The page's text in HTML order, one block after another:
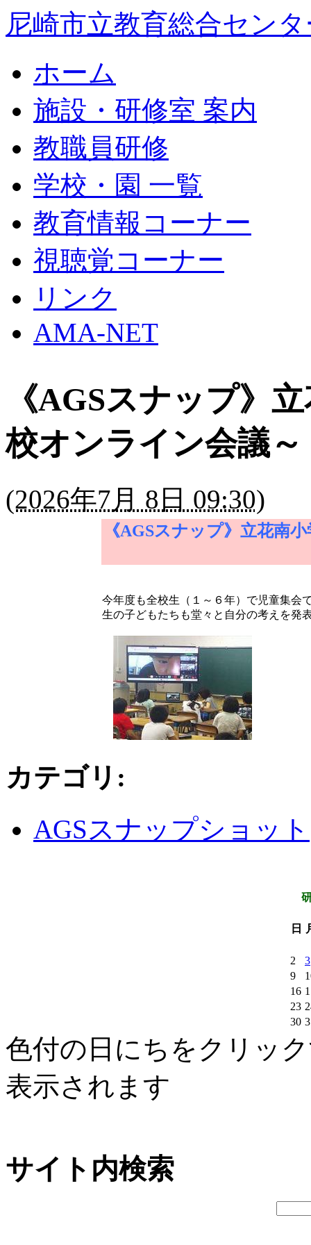
尼崎市立教育総合セン
ホーム
施設・研修室 案内
教職員研修
学校・園 一覧
教育情報コーナー
視聴覚コーナー
リンク
AMA-NET
《AGSスナップ》
校オンライン会議～
(2026年7月 8日 09:30)
《AGSスナップ》立花南
今年度も全校生（１～６年）で児童集会
生の子どもたちも堂々と自分の考えを発
カテゴリ :
AGSスナップショット
日
2
3
9
16
23
30
色付の日にちをクリッ
表示されます
サイト内検索